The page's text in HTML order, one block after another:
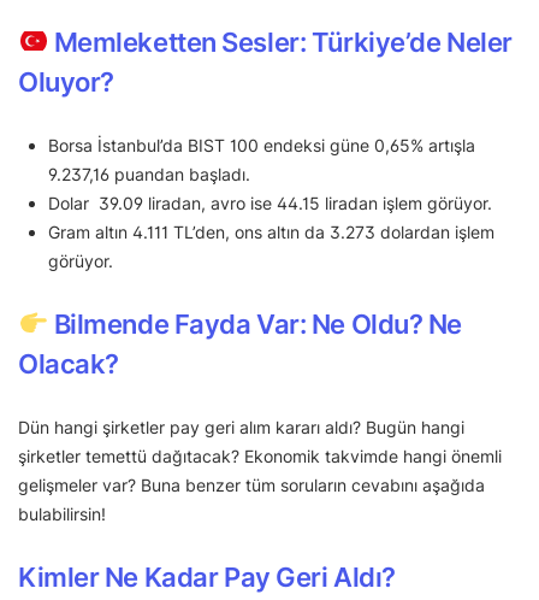
Memleketten Sesler: Türkiye’de Neler
Oluyor?
Borsa İstanbul’da BIST 100 endeksi güne 0,65% artışla
9.237,16 puandan başladı.
Dolar 39.09 liradan, avro ise 44.15 liradan işlem görüyor.
Gram altın 4.111 TL’den, ons altın da 3.273 dolardan işlem
görüyor.
Bilmende Fayda Var: Ne Oldu? Ne
Olacak?
Dün hangi şirketler pay geri alım kararı aldı? Bugün hangi
şirketler temettü dağıtacak? Ekonomik takvimde hangi önemli
gelişmeler var? Buna benzer tüm soruların cevabını aşağıda
bulabilirsin!
Kimler Ne Kadar Pay Geri Aldı?